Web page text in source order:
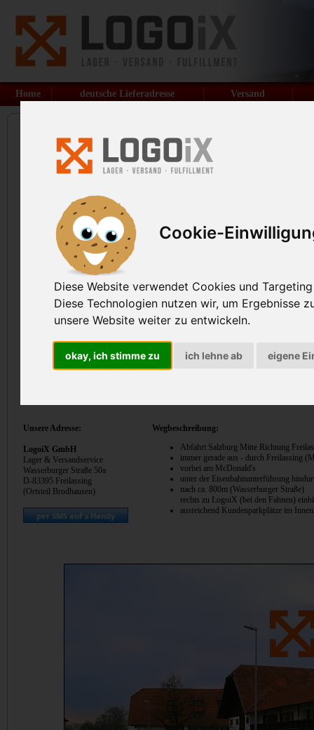
Cookie-
Diese Website verwendet Cookies und
Diese Technologien nutzen wir, um Ergebnisse
unsere Website weiter zu entwickeln.
okay, ich stimme zu ich lehne ab eigene
Home deutsche Lieferadresse Versand
Anfahrt, Lageplan
LogoiX GmbH
Wasserburger Str. 50a
83395 Freilassing
Unsere Adresse:
LogoiX GmbH
Lager & Versandservice
Wasserburger Straße 50a
D-83395 Freilassing
(Ortsteil Brodhausen)
Wegbeschreibung:
Abfahrt Salzburg Mitte Richtung
immer gerade aus - durch Freilassing
vorbei am McDonald's
unter der Eisenbahnunterführung
nach ca. 800m (Wasserburger Straße)
rechts zu LogoiX (bei den Fahnen)
ausreichend Kundenparkplätze im